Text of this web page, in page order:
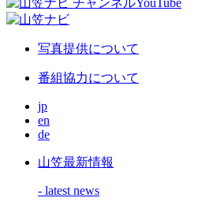
写真提供について
番組協力について
jp
en
de
山笠最新情報
- latest news